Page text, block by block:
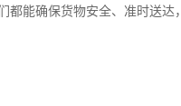
能确保货物安全、准时送达